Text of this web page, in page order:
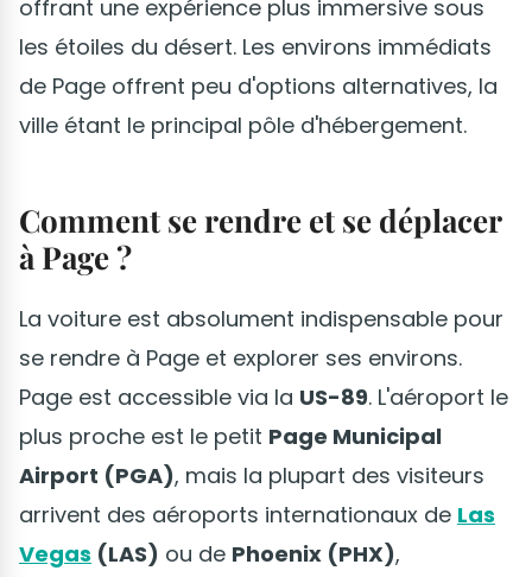
offrant une expérience plus immersive sous
les étoiles du désert. Les environs immédiats
de Page offrent peu d'options alternatives, la
ville étant le principal pôle d'hébergement.
Comment se rendre et se déplacer
à Page ?
La voiture est absolument indispensable pour
se rendre à Page et explorer ses environs.
Page est accessible via la US-89. L'aéroport le
plus proche est le petit Page Municipal
Airport (PGA), mais la plupart des visiteurs
arrivent des aéroports internationaux de Las
Vegas (LAS) ou de Phoenix (PHX),